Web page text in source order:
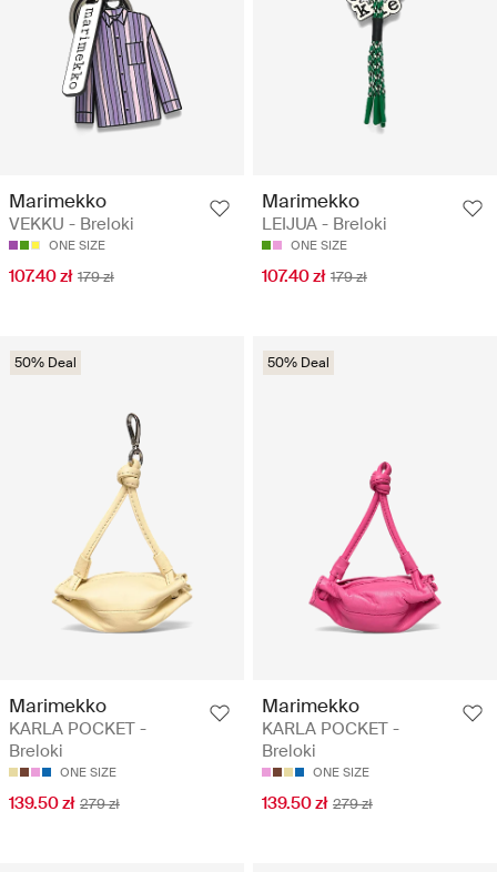
Marimekko
VEKKU - Breloki
ONE SIZE
107.40 zł 179 zł
Marimekko
LEIJUA - Breloki
ONE SIZE
107.40 zł 179 zł
50% Deal
Marimekko
KARLA POCKET -
Breloki
ONE SIZE
139.50 zł 279 zł
50% Deal
Marimekko
KARLA POCKET -
Breloki
ONE SIZE
139.50 zł 279 zł